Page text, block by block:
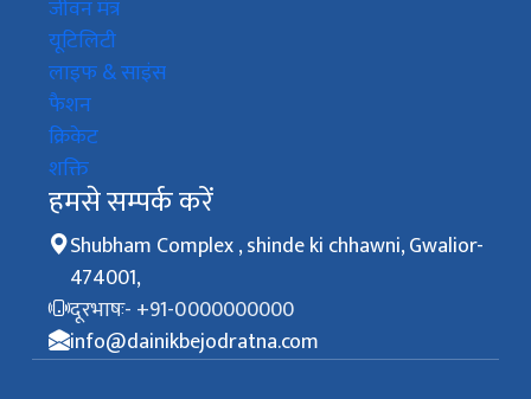
जीवन मंत्र
यूटिलिटी
लाइफ & साइंस
फैशन
क्रिकेट
शक्ति
हमसे सम्पर्क करें
Shubham Complex , shinde ki chhawni, Gwalior-
474001,
दूरभाषः- +91-0000000000
info@dainikbejodratna.com